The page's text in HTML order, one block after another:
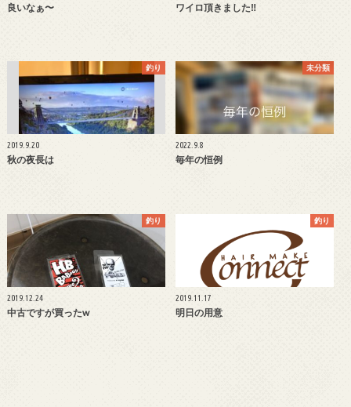
良いなぁ〜 ワイロ頂きました‼︎
釣り
2019.9.20
秋の夜長は
未分類
2022.9.8
毎年の恒例
釣り
2019.12.24
中古ですが買ったw
釣り
2019.11.17
明日の用意